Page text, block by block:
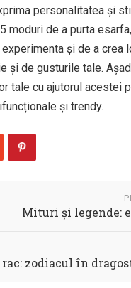
personalitatea și
moduri de a purta
și de a crea
și de gusturile tale.
tale cu ajutorul acestei
și trendy.
Mituri și legende:
zodiacul în